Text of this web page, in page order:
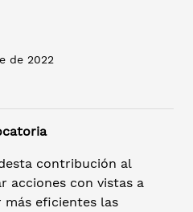
de 2022
contribución al
acciones con vistas a
más eficientes las